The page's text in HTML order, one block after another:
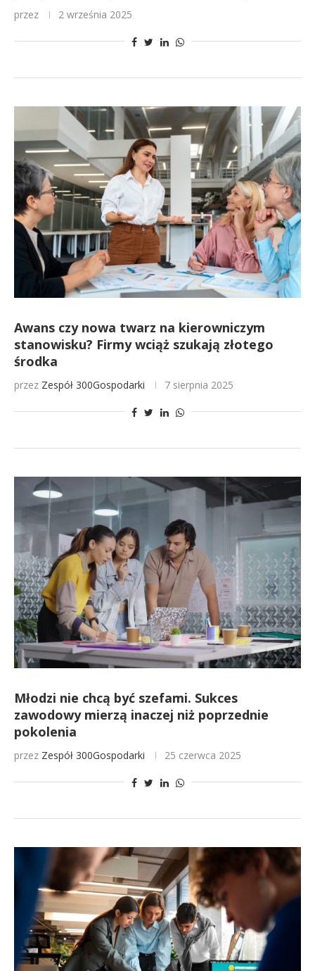
przez 2 września 2025
Awans czy nowa twarz na kierowniczym
stanowisku? Firmy wciąż szukają złotego
środka
przez Zespół 300Gospodarki 7 sierpnia 2025
Młodzi nie chcą być szefami. Sukces
zawodowy mierzą inaczej niż poprzednie
pokolenia
przez Zespół 300Gospodarki 25 czerwca 2025